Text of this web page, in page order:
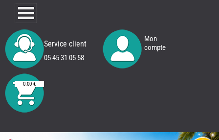
Service client
05 45 31 05 58
Mon
compte
0.00 €